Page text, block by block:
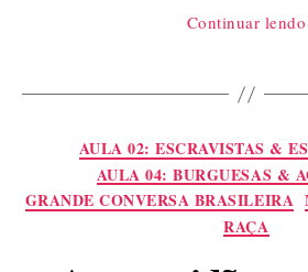
Continuar lendo
AULA 02: ESCRAVISTAS &
AULA 04: BURGUESAS &
GRANDE CONVERSA BRASILEIRA
RAÇA